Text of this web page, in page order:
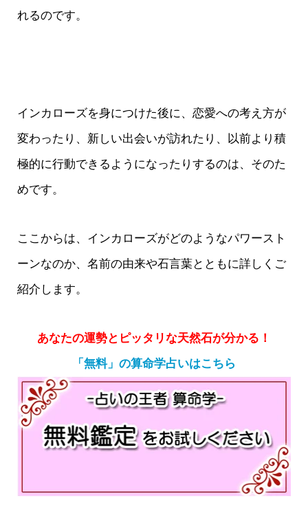
れるのです。
インカローズを身につけた後に、恋愛への考え方が
変わったり、新しい出会いが訪れたり、以前より積
極的に行動できるようになったりするのは、そのた
めです。
ここからは、インカローズがどのようなパワースト
ーンなのか、名前の由来や石言葉とともに詳しくご
紹介します。
あなたの運勢とピッタリな天然石が分かる！
「無料」の算命学占いはこちら